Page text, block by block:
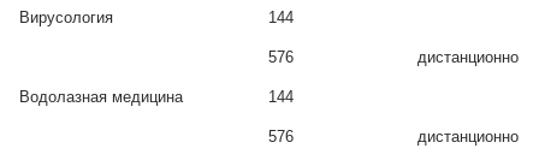
Вирусология 144
576 дистанционно
Водолазная медицина 144
576 дистанционно